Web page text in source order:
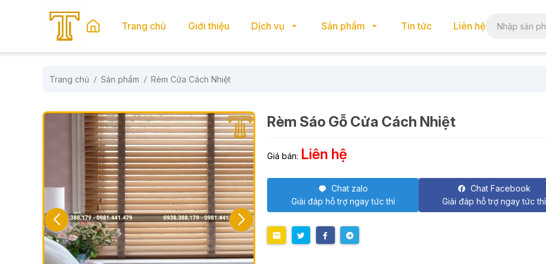
Trang chủ Giới thiệu Dịch vụ Sản phẩm Tin tức Liên hệ
Trang chủ Sản phẩm Rèm Cửa Cách Nhiệt
Rèm Sáo Gỗ Cửa Cách Nhiệt
Giá bán: Liên hệ
Chat zalo
Giải đáp hỗ trợ ngay tức thì
Chat Facebook
Giải đáp hỗ trợ ngay tức thì